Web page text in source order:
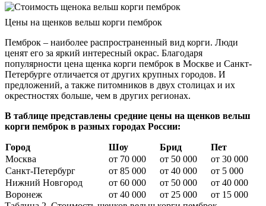
Цены на щенков вельш корги пемброк
Пемброк – наиболее распространенный вид корги. Люди
ценят его за яркий интересный окрас. Благодаря
популярности цена щенка корги пемброк в Москве и Санкт-
Петербурге отличается от других крупных городов. И
предложений, а также питомников в двух столицах и их
окрестностях больше, чем в других регионах.
В таблице представлены средние цены на щенков вельш
корги пемброк в разных городах России:
Город Шоу Брид
Пет
Москва
от 70 000 от 50 000
от 30 000
Санкт-Петербург
от 85 000 от 40 000
от 5 000
Нижний Новгород
от 60 000 от 50 000
от 40 000
Воронеж
от 40 000 от 25 000
от 15 000